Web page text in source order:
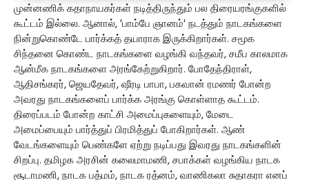
முன்னணிக் கதாநாயகர்கள் நடித்திருந்தும் பல திரையரங்குகளில்
கூட்டம் இல்லை. ஆனால், 'பாம்பே ஞானம்' நடத்தும் நாடகங்களை
நின்றுகொண்டே பார்க்கத் தயாராக இருக்கிறார்கள். சமூக
சிந்தனை கொண்ட நாடகங்களை வழங்கி வந்தவர், சமீப காலமாக
ஆன்மீக நாடகங்களை அரங்கேற்றுகிறார். போதேந்திராள்,
ஆதிசங்கரர், ஜெயதேவர், ஷீரடி பாபா, பகவான் ரமணர் போன்ற
அவரது நாடகங்களைப் பார்க்க அரங்கு கொள்ளாத கூட்டம்.
திரைப்படம் போன்ற காட்சி அமைப்புகளையும், மேடை
அமைப்பையும் பார்த்துப் பிரமித்துப் போகிறார்கள். ஆண்
வேடங்களையும் பெண்களே ஏற்று நடிப்பது இவரது நாடகங்களின்
சிறப்பு. தமிழக அரசின் கலைமாமணி, சபாக்கள் வழங்கிய நாடக
சூடாமணி, நாடக பத்மம், நாடக ரத்னம், வாணிகலா சுதாகரா எனப்